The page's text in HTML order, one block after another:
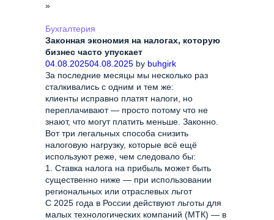
»
Бухгалтерия
Законная экономия на налогах, которую
бизнес часто упускает
04.08.202504.08.2025 by buhgirk
За последние месяцы мы несколько раз
сталкивались с одним и тем же:
клиенты исправно платят налоги, но
переплачивают — просто потому что не
знают, что могут платить меньше. Законно.
Вот три легальных способа снизить
налоговую нагрузку, которые всё ещё
используют реже, чем следовало бы:
1. Ставка налога на прибыль может быть
существенно ниже — при использовании
региональных или отраслевых льгот
С 2025 года в России действуют льготы для
малых технологических компаний (МТК) — в